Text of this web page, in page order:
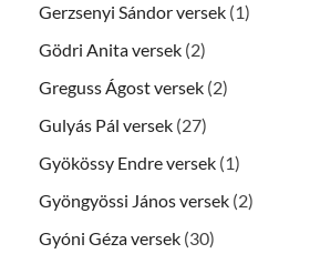
Gerzsenyi Sándor versek (1)
Gödri Anita versek (2)
Greguss Ágost versek (2)
Gulyás Pál versek (27)
Gyökössy Endre versek (1)
Gyöngyössi János versek (2)
Gyóni Géza versek (30)